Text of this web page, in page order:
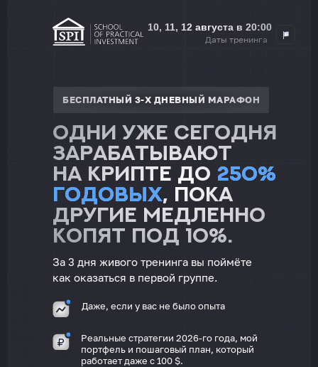
10, 11, 12 августа в 20:00
Даты тренинга
Одни уже сегодня
зарабатывают
на крипте до 250%
годовых, пока
другие медленно
копят под 10%.
Даже, если у вас не было опыта
Реальные стратегии 2026-го года, мой
портфель и пошаговый план, который
работает даже с 100 $.
За 3 дня живого тренинга вы поймёте
как оказаться в первой группе.
БЕСПЛАТНЫЙ 3-Х ДНЕВНЫЙ МАРАФОН